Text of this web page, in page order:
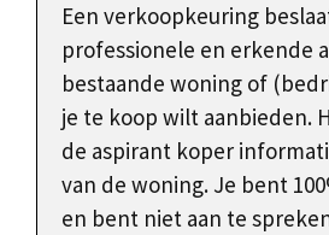
Een verkoopkeuring
professionele en erkende
bestaande woning of
je te koop wilt aanbieden.
de aspirant koper
van de woning. Je bent
en bent niet aan te